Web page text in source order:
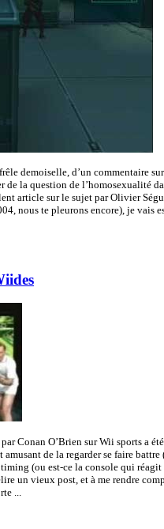
demoiselle, d’un commentaire
de la question de l’homosexualité
article sur le sujet par Olivier
nous te pleurons encore), je vais
Conan O’Brien sur Wii sports a
de la regarder se faire battre
(ou est-ce la console qui réagit
un vieux post, et à me rendre
...